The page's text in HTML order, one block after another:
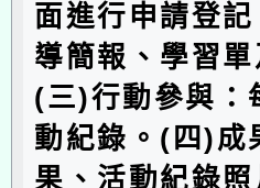
面進行申請登
導簡報、學習
(三)行動參與：
動紀錄。(四)成
果、活動紀錄